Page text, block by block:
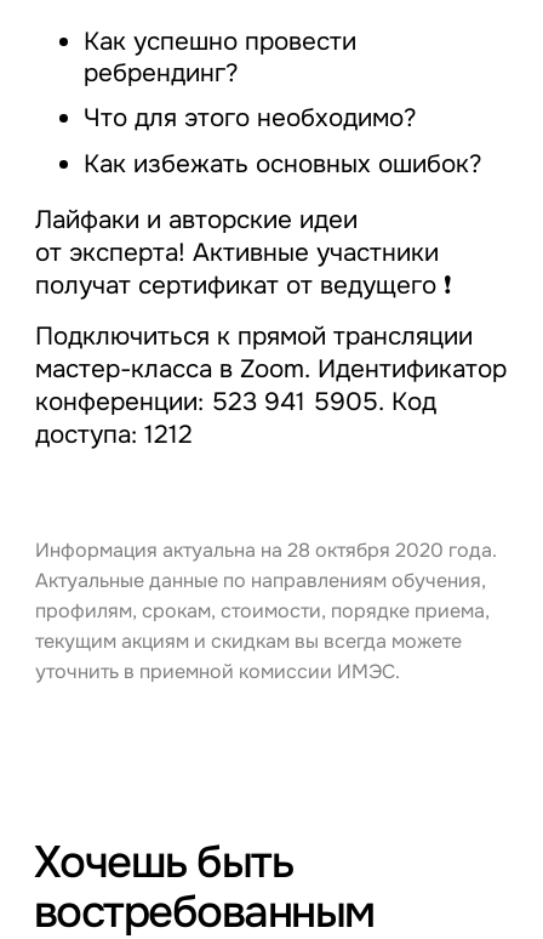
Как успешно провести
ребрендинг?
Что для этого необходимо?
Как избежать основных ошибок?
Лайфаки и авторские идеи
от эксперта! Активные участники
получат сертификат от ведущего ❗
Подключиться к прямой трансляции
мастер-класса в Zoom. Идентификатор
конференции: 523 941 5905. Код
доступа: 1212
Информация актуальна на 28 октября 2020 года.
Актуальные данные по направлениям обучения,
профилям, срокам, стоимости, порядке приема,
текущим акциям и скидкам вы всегда можете
уточнить в приемной комиссии ИМЭС.
Хочешь быть
востребованным